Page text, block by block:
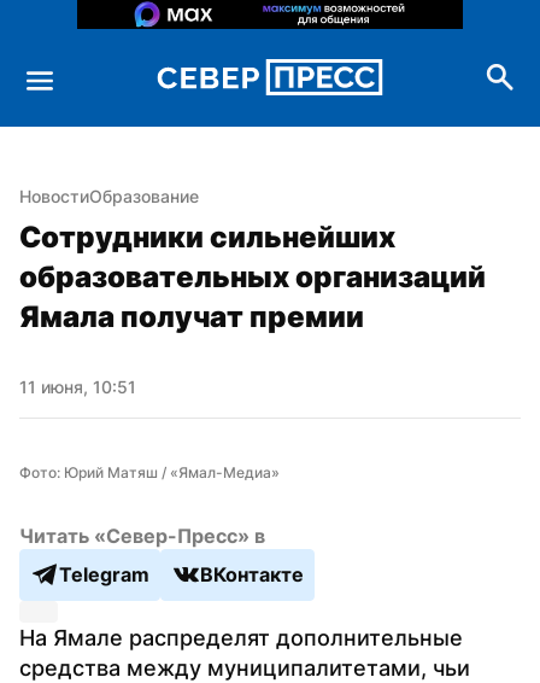
НовостиОбразование
Сотрудники сильнейших
образовательных организаций
Ямала получат премии
11 июня, 10:51
Фото: Юрий Матяш / «Ямал-Медиа»
Читать «Север-Пресс» в
Telegram
ВКонтакте
На Ямале распределят дополнительные
средства между муниципалитетами, чьи